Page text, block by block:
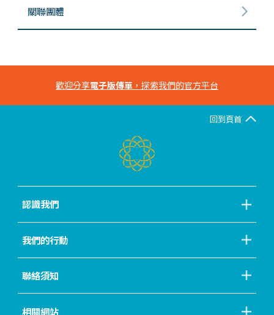
關聯團體
歡迎分享電子版傳單 ，探索我們的官方平台
回到頁首
認識我們
我們的行動
聯絡須知
相關網站